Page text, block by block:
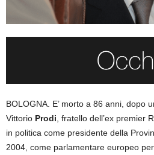
BOLOGNA. E’ morto a 86 anni, dopo
Vittorio Prodi , fratello dell’ex premier
in politica come presidente della
2004, come parlamentare europeo